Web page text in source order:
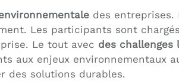
des entreprises.
Les participants sont
Le tout avec des challenges
aux enjeux environnementaux
des solutions durables.